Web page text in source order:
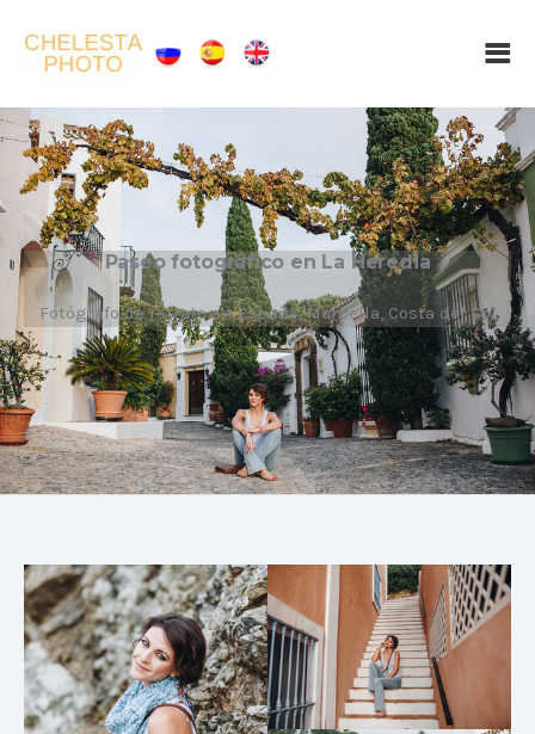
Paseo fotográfico en La Heredia
Fotógrafo de retrato en España, Marbella, Costa del Sol